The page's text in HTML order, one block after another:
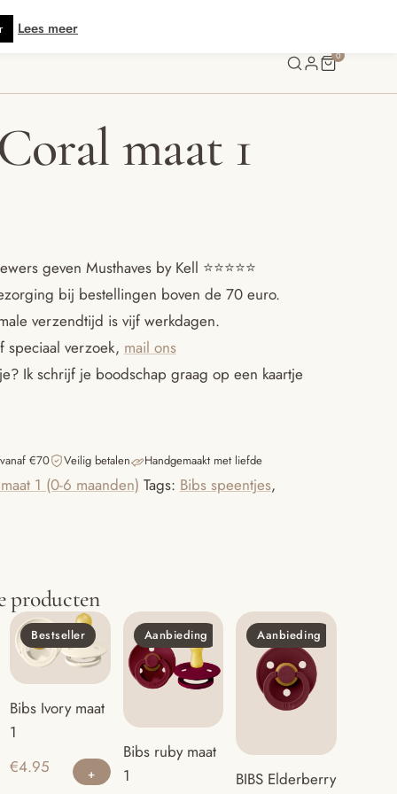
verzending vanaf € 70 · Gratis kaartje met je bestelling • Verzonden
0
maat 1
geven Musthaves by Kell ⭐️⭐️⭐️⭐️⭐️
bij bestellingen boven de 70 euro.
verzendtijd is vijf werkdagen.
speciaal verzoek, mail ons
Ik schrijf je boodschap graag op een kaartje
€70 Veilig betalen Handgemaakt met liefde
maat 1 (0-6 maanden) Tags: Bibs speentjes,
producten
Bestseller
Bibs Ivory maat
1
€4.95
Aanbieding
Bibs ruby maat
1
Aanbieding
BIBS Elderberry
Lees meer